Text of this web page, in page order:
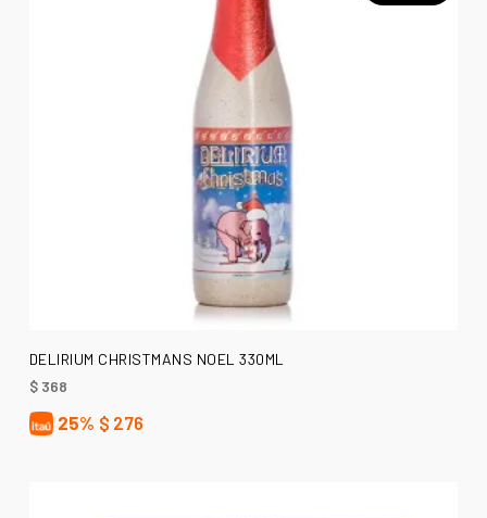
LEER MÁS
DELIRIUM CHRISTMANS NOEL 330ML
$368
25% $ 276